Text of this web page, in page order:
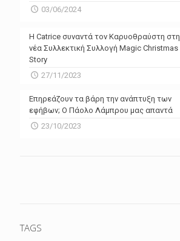
03/06/2024
Η Catrice συναντά τον Καρυοθραύστη στη
νέα Συλλεκτική Συλλογή Magic Christmas
Story
27/11/2023
Επηρεάζουν τα βάρη την ανάπτυξη των
εφήβων; Ο Πάολο Λάμπρου μας απαντά
23/10/2023
TAGS